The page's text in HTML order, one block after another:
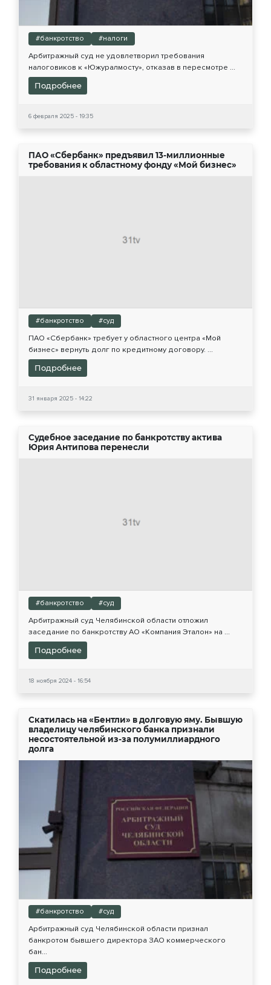
#банкротство #налоги
Арбитражный суд не удовлетворил требования
налоговиков к «Южуралмосту», отказав в пересмотре ...
Подробнее
6 февраля 2025 - 19:35
ПАО «Сбербанк» предъявил 13-миллионные
требования к областному фонду «Мой бизнес»
#банкротство #суд
ПАО «Сбербанк» требует у областного центра «Мой
бизнес» вернуть долг по кредитному договору. ...
Подробнее
31 января 2025 - 14:22
Судебное заседание по банкротству актива
Юрия Антипова перенесли
#банкротство #суд
Арбитражный суд Челябинской области отложил
заседание по банкротству АО «Компания Эталон» на ...
Подробнее
18 ноября 2024 - 16:54
Скатилась на «Бентли» в долговую яму. Бывшую
владелицу челябинского банка признали
несостоятельной из-за полумиллиардного
долга
#банкротство #суд
Арбитражный суд Челябинской области признал
банкротом бывшего директора ЗАО коммерческого
бан...
Подробнее